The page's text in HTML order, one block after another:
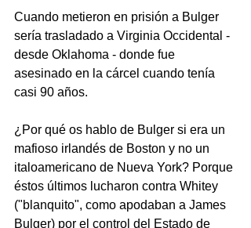
Cuando metieron en prisión a Bulger
sería trasladado a Virginia Occidental -
desde Oklahoma - donde fue
asesinado en la cárcel cuando tenía
casi 90 años.
¿Por qué os hablo de Bulger si era un
mafioso irlandés de Boston y no un
italoamericano de Nueva York? Porque
éstos últimos lucharon contra Whitey
("blanquito", como apodaban a James
Bulger) por el control del Estado de